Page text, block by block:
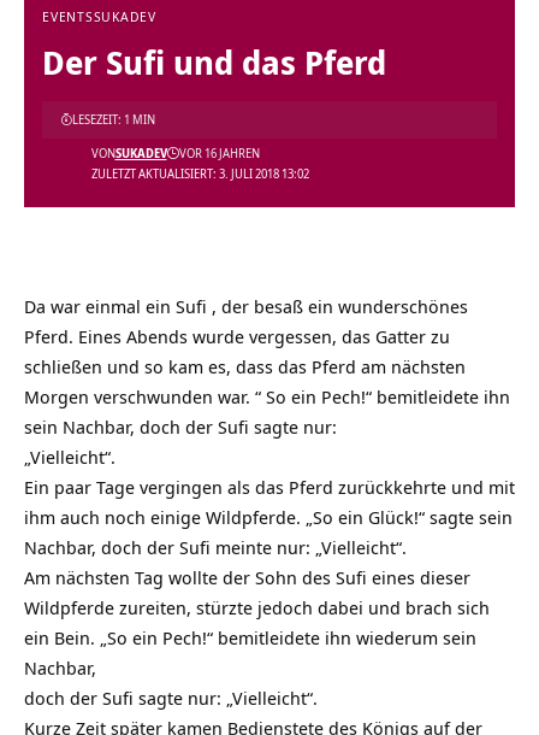
EVENTSSUKADEV
Der Sufi und das Pferd
ZULETZT AKTUALISIERT: 3. JULI 2018 13:02
VONSUKADEV VOR 16 JAHREN
LESEZEIT: 1 MIN
Da war einmal ein Sufi , der besaß ein wunderschönes
Pferd. Eines Abends wurde vergessen, das Gatter zu
schließen und so kam es, dass das Pferd am nächsten
Morgen verschwunden war. “ So ein Pech!“ bemitleidete ihn
sein Nachbar, doch der Sufi sagte nur:
„Vielleicht“.
Ein paar Tage vergingen als das Pferd zurückkehrte und mit
ihm auch noch einige Wildpferde. „So ein Glück!“ sagte sein
Nachbar, doch der Sufi meinte nur: „Vielleicht“.
Am nächsten Tag wollte der Sohn des Sufi eines dieser
Wildpferde zureiten, stürzte jedoch dabei und brach sich
ein Bein. „So ein Pech!“ bemitleidete ihn wiederum sein
Nachbar,
doch der Sufi sagte nur: „Vielleicht“.
Kurze Zeit später kamen Bedienstete des Königs auf der